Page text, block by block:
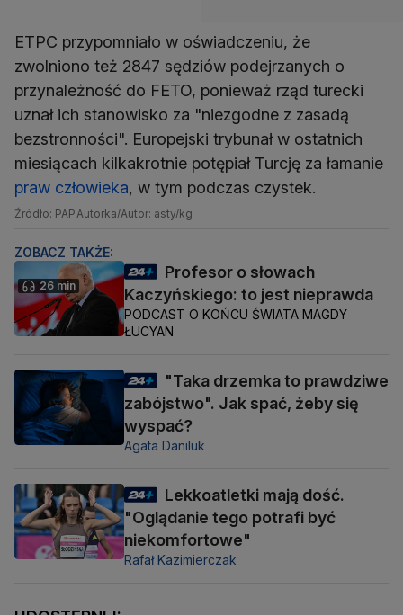
ETPC przypomniało w oświadczeniu, że
zwolniono też 2847 sędziów podejrzanych o
przynależność do FETO, ponieważ rząd turecki
uznał ich stanowisko za "niezgodne z zasadą
bezstronności". Europejski trybunał w ostatnich
miesiącach kilkakrotnie potępiał Turcję za łamanie
praw człowieka, w tym podczas czystek.
Źródło: PAPAutorka/Autor: asty/kg
ZOBACZ TAKŻE:
26 min
Profesor o słowach
Kaczyńskiego: to jest nieprawda
PODCAST O KOŃCU ŚWIATA MAGDY
ŁUCYAN
"Taka drzemka to prawdziwe
zabójstwo". Jak spać, żeby się
wyspać?
Agata Daniluk
Lekkoatletki mają dość.
"Oglądanie tego potrafi być
niekomfortowe"
Rafał Kazimierczak